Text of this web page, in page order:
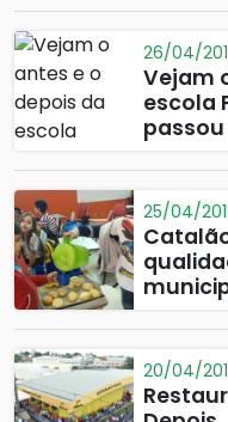
26/04/
Vejam
escola
25/04/
20/04/